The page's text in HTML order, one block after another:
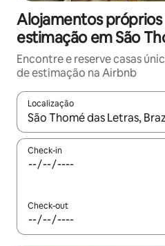
Alojamentos próprios
estimação em São
Encontre e reserve casas
de estimação na Airbnb
Localização
Quando os resultados
Check-in
Check-out